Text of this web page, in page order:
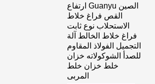
الصين Guanyu ارتفاع
القص فراغ خلاط
الاستحلاب نوع ثابت
فراغ خلاط الخالط آلة
التجميل الفولاذ المقاوم
للصدأ الشوكولاته خزان
خلط خزان خلط
المربى